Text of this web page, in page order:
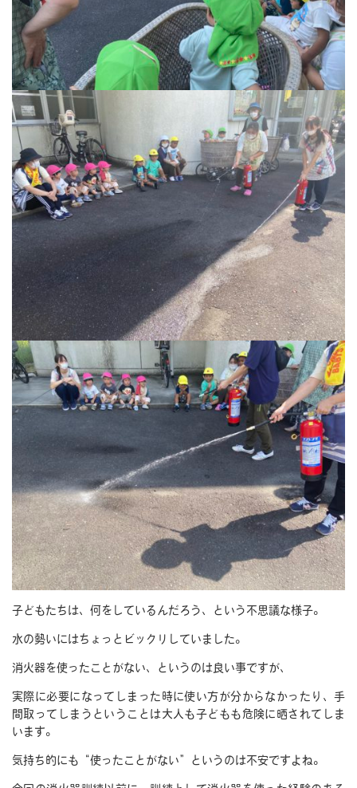
子どもたちは、何をしているんだろう、という不思議な様子。
水の勢いにはちょっとビックリしていました。
消火器を使ったことがない、というのは良い事ですが、
実際に必要になってしまった時に使い方が分からなかったり、手
間取ってしまうということは大人も子どもも危険に晒されてしま
います。
気持ち的にも“使ったことがない”というのは不安ですよね。